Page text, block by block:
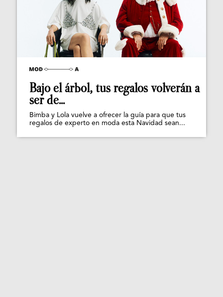
Bajo el árbol, tus regalos volverán a
ser de...
Bimba y Lola vuelve a ofrecer la guía para que tus
regalos de experto en moda esta Navidad sean...